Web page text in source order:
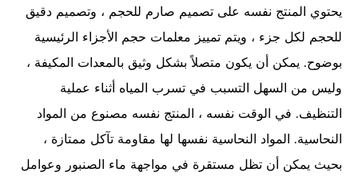
يحتوي المنتج نفسه على تصميم صارم للحجم ، وتصميم دقيق
للحجم لكل جزء ، ويتم تمييز معلمات حجم الأجزاء الرئيسية
بوضوح. يمكن أن يكون متصلاً بشكل وثيق بالمعدات المكيفة ،
وليس من السهل التسبب في تسرب المياه أثناء عملية
التنظيف. في الوقت نفسه ، المنتج نفسه مصنوع من المواد
النحاسية. المواد النحاسية نفسها لها مقاومة تآكل ممتازة ،
بحيث يمكن أن تظل مستقرة في مواجهة ماء الصنبور وعوامل